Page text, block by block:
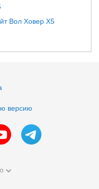
Вол Ховер Х5
версию